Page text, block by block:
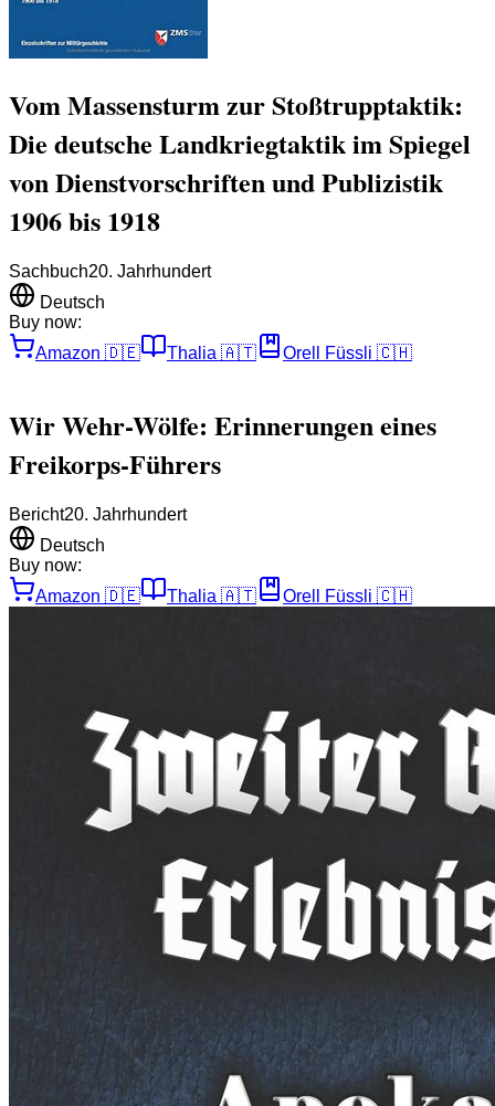
Vom Massensturm zur Stoßtrupptaktik:
Die deutsche Landkriegtaktik im Spiegel
von Dienstvorschriften und Publizistik
1906 bis 1918
Sachbuch20. Jahrhundert
Deutsch
Buy now:
Amazon 🇩🇪 Thalia 🇦🇹 Orell Füssli 🇨🇭
Wir Wehr-Wölfe: Erinnerungen eines
Freikorps-Führers
Bericht20. Jahrhundert
Deutsch
Buy now:
Amazon 🇩🇪 Thalia 🇦🇹 Orell Füssli 🇨🇭